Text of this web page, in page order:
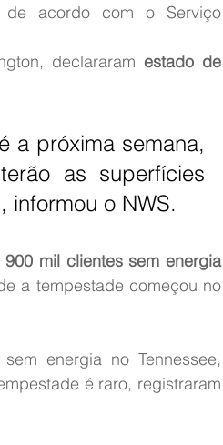
de acordo com o Serviço
declararam estado de
a próxima semana,
as superfícies
informou o NWS.
900 mil clientes sem energia
a tempestade começou no
energia no Tennessee,
é raro, registraram